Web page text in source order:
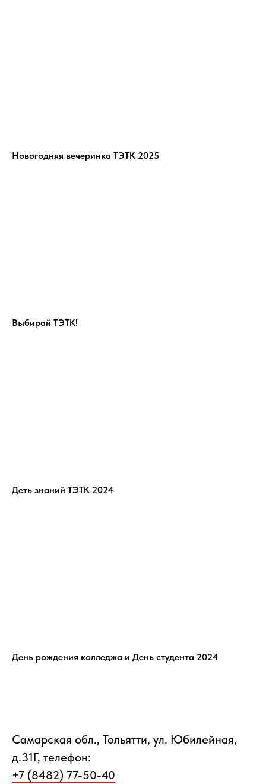
Новогодняя вечеринка ТЭТК 2025
Выбирай ТЭТК!
Деть знаний ТЭТК 2024
День рождения колледжа и День студента 2024
Самарская обл., Тольятти, ул. Юбилейная,
д.31Г, телефон:
+7 (8482) 77-50-40